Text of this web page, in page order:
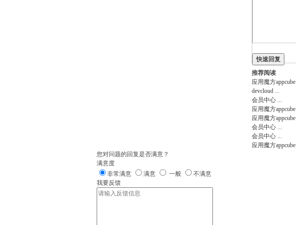
快速回复
推荐阅读
应用魔方appcube
devcloud ...
会员中心 ...
应用魔方appcube
应用魔方appcube
会员中心 ...
会员中心 ...
应用魔方appcube
您对问题的回复是否满意？
满意度
非常满意
满意 一般
不满意
我要反馈